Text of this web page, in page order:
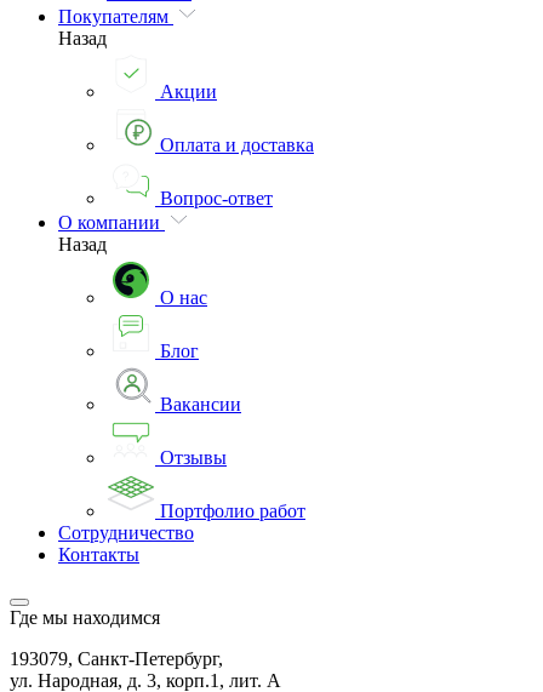
Покупателям
Назад
Акции
Оплата и доставка
Вопрос-ответ
О компании
Назад
О нас
Блог
Вакансии
Отзывы
Портфолио работ
Сотрудничество
Контакты
Где мы находимся
193079, Санкт-Петербург,
ул. Народная, д. 3, корп.1, лит. А